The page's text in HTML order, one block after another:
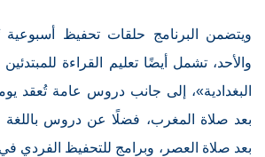
ويتضمن البرنامج حلقات تحفيظ
والأحد، تشمل أيضًا تعليم القراءة
البغدادية»، إلى جانب دروس عامة تُعقد يومي
بعد صلاة المغرب، فضلًا عن دروس باللغة
بعد صلاة العصر، وبرامج للتحفيظ الفردي